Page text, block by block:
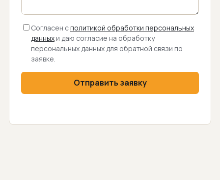
Согласен сполитикой обработки персональных
данныхи даю согласие на обработку
персональных данных для обратной связи по
заявке.
Отправить заявку